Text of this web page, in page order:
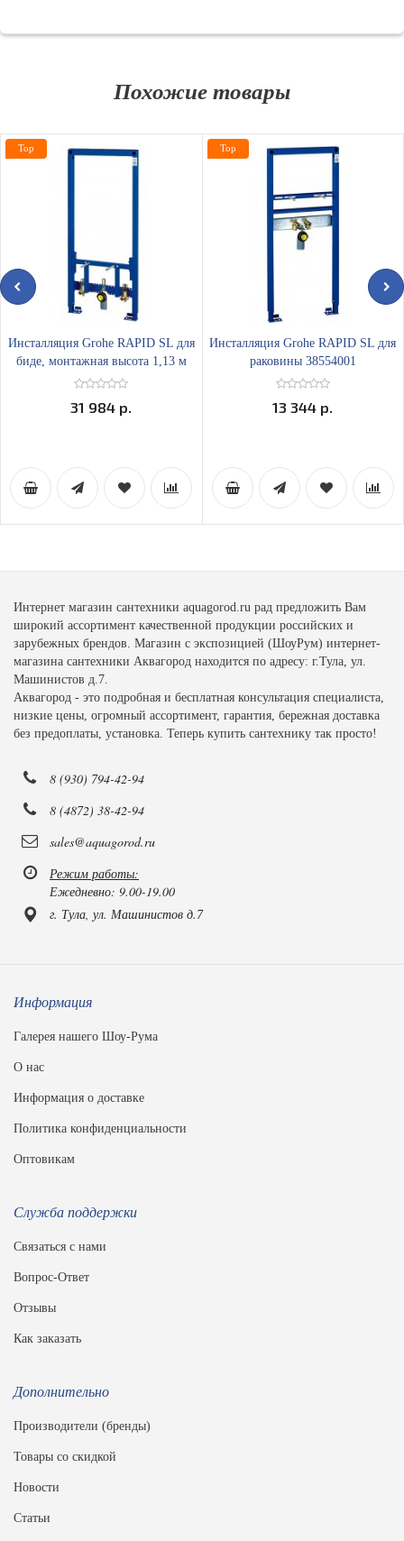
Похожие товары
Инсталляция Grohe RAPID SL для
биде, монтажная высота 1,13 м
38553001
31 984 р.
Top
Инсталляция Grohe RAPID SL для
раковины 38554001
13 344 р.
Top
Интернет магазин сантехники aquagorod.ru рад предложить Вам
широкий ассортимент качественной продукции российских и
зарубежных брендов. Магазин с экспозицией (ШоуРум) интернет-
магазина сантехники Аквагород находится по адресу: г.Тула, ул.
Машинистов д.7.
Аквагород - это подробная и бесплатная консультация специалиста,
низкие цены, огромный ассортимент, гарантия, бережная доставка
без предоплаты, установка. Теперь купить сантехнику так просто!
8 (930) 794-42-94
8 (4872) 38-42-94
sales@aquagorod.ru
Режим работы:
Ежедневно: 9.00-19.00
г. Тула, ул. Машинистов д.7
Информация
Галерея нашего Шоу-Рума
О нас
Информация о доставке
Политика конфиденциальности
Оптовикам
Служба поддержки
Связаться с нами
Вопрос-Ответ
Отзывы
Как заказать
Дополнительно
Производители (бренды)
Товары со скидкой
Новости
Статьи